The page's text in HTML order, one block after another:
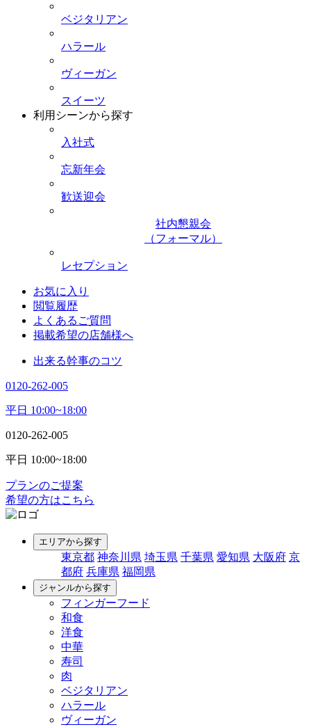
ベジタリアン
ハラール
ヴィーガン
スイーツ
利用シーンから探す
入社式
忘新年会
歓送迎会
社内懇親会
（フォーマル）
レセプション
お気に入り
閲覧履歴
よくあるご質問
掲載希望の店舗様へ
出来る幹事のコツ
0120-262-005
平日 10:00~18:00
0120-262-005
平日 10:00~18:00
プランのご提案
希望の方はこちら
エリアから探す
東京都 神奈川県 埼玉県 千葉県 愛知県 大阪府 京
都府 兵庫県 福岡県
ジャンルから探す
フィンガーフード
和食
洋食
中華
寿司
肉
ベジタリアン
ハラール
ヴィーガン